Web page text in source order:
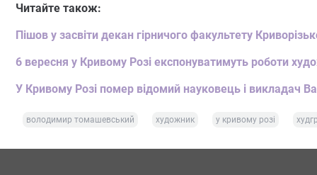
Читайте також:
Пішов у засвіти декан гірничого факультету
6 вересня у Кривому Розі експонуватимуть роботи
У Кривому Розі помер відомий науковець і викладач
володимир томашевський художник у кривому розі